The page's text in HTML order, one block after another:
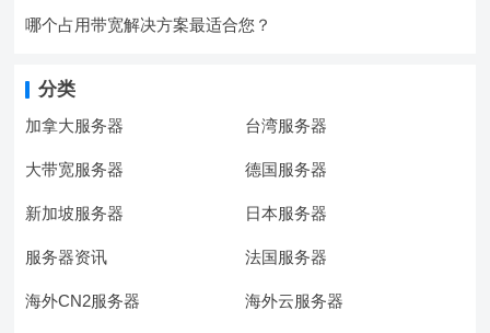
哪个占用带宽解决方案最适合您？
分类
加拿大服务器 台湾服务器
大带宽服务器 德国服务器
新加坡服务器 日本服务器
服务器资讯 法国服务器
海外CN2服务器 海外云服务器